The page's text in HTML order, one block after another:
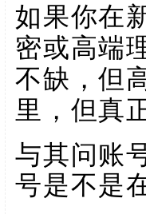
如果你在
密或高端
不缺，但
里，但真
与其问账
号是不是